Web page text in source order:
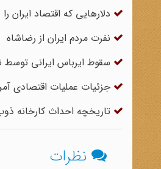
دلار‌هایی که اقتصاد ایران را
نفرت مردم ایران از رضاشاه
سقوط ایرباس ایرانی توسط
جزئیات عملیات اقتصادی
تاریخچه احداث کارخانه
نظرات